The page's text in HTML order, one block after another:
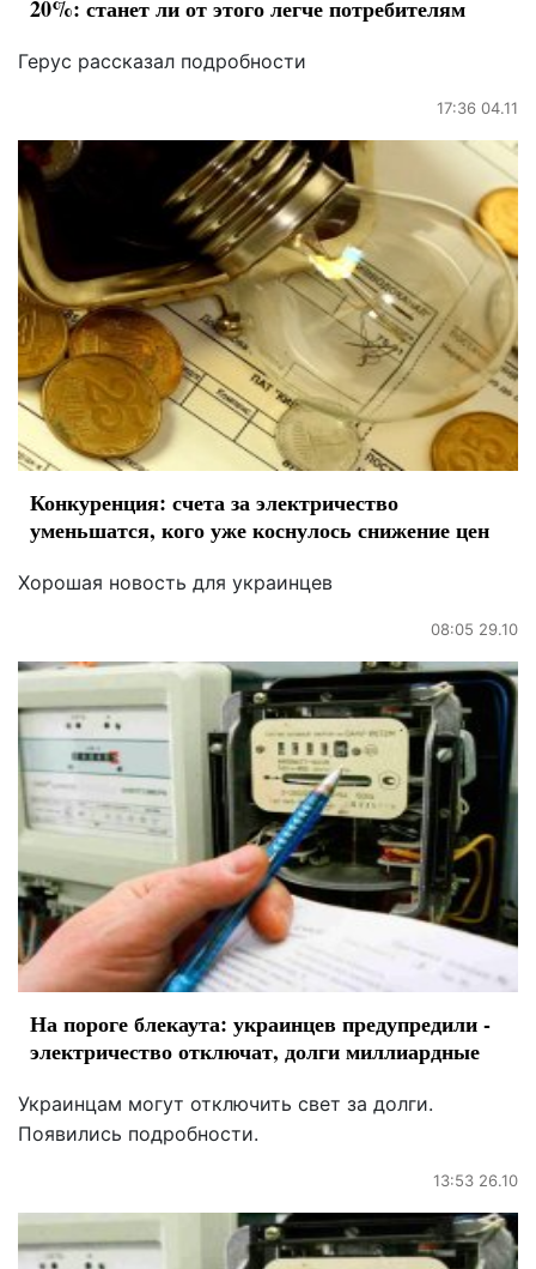
20%: станет ли от этого легче потребителям
Герус рассказал подробности
17:36 04.11
Конкуренция: счета за электричество
уменьшатся, кого уже коснулось снижение цен
Хорошая новость для украинцев
08:05 29.10
На пороге блекаута: украинцев предупредили -
электричество отключат, долги миллиардные
Украинцам могут отключить свет за долги.
Появились подробности.
13:53 26.10